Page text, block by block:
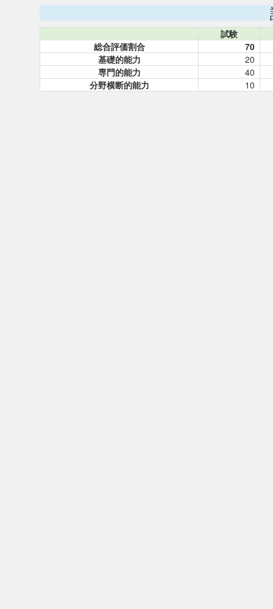
試験
総合評価割合
70
基礎的能力
20
専門的能力
40
分野横断的能力
10